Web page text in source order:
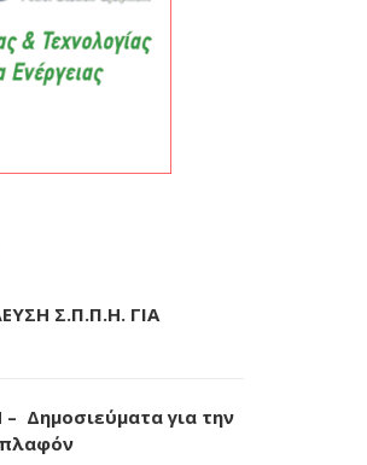
Σ.Π.Π.Η. ΓΙΑ
Δημοσιεύματα για την